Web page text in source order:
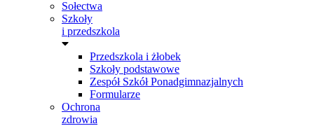
Sołectwa
Szkoły
i przedszkola
Przedszkola i żłobek
Szkoły podstawowe
Zespół Szkół Ponadgimnazjalnych
Formularze
Ochrona
zdrowia